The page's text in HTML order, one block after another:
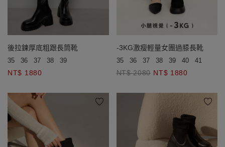
後拉鍊厚底粗跟長筒靴
35 36 37 38 39
NT$ 1880
-3KG激瘦輕量女團過膝長靴
35 36 37 38 39 40 41
NT$ 2080 NT$ 1880